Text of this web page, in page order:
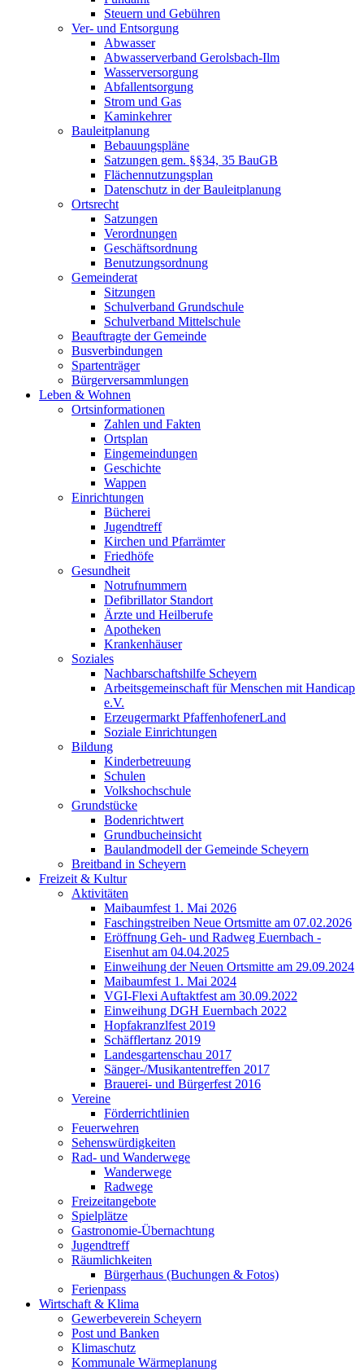
Steuern und Gebühren
Ver- und Entsorgung
Abwasser
Abwasserverband Gerolsbach-Ilm
Wasserversorgung
Abfallentsorgung
Strom und Gas
Kaminkehrer
Bauleitplanung
Bebauungspläne
Satzungen gem. §§34, 35 BauGB
Flächennutzungsplan
Datenschutz in der Bauleitplanung
Ortsrecht
Satzungen
Verordnungen
Geschäftsordnung
Benutzungsordnung
Gemeinderat
Sitzungen
Schulverband Grundschule
Schulverband Mittelschule
Beauftragte der Gemeinde
Busverbindungen
Spartenträger
Bürgerversammlungen
Leben & Wohnen
Ortsinformationen
Zahlen und Fakten
Ortsplan
Eingemeindungen
Geschichte
Wappen
Einrichtungen
Bücherei
Jugendtreff
Kirchen und Pfarrämter
Friedhöfe
Gesundheit
Notrufnummern
Defibrillator Standort
Ärzte und Heilberufe
Apotheken
Krankenhäuser
Soziales
Nachbarschaftshilfe Scheyern
Arbeitsgemeinschaft für Menschen mit Handicap
e.V.
Erzeugermarkt PfaffenhofenerLand
Soziale Einrichtungen
Bildung
Kinderbetreuung
Schulen
Volkshochschule
Grundstücke
Bodenrichtwert
Grundbucheinsicht
Baulandmodell der Gemeinde Scheyern
Breitband in Scheyern
Freizeit & Kultur
Aktivitäten
Maibaumfest 1. Mai 2026
Faschingstreiben Neue Ortsmitte am 07.02.2026
Eröffnung Geh- und Radweg Euernbach -
Eisenhut am 04.04.2025
Einweihung der Neuen Ortsmitte am 29.09.2024
Maibaumfest 1. Mai 2024
VGI-Flexi Auftaktfest am 30.09.2022
Einweihung DGH Euernbach 2022
Hopfakranzlfest 2019
Schäfflertanz 2019
Landesgartenschau 2017
Sänger-/Musikantentreffen 2017
Brauerei- und Bürgerfest 2016
Vereine
Förderrichtlinien
Feuerwehren
Sehenswürdigkeiten
Rad- und Wanderwege
Wanderwege
Radwege
Freizeitangebote
Spielplätze
Gastronomie-Übernachtung
Jugendtreff
Räumlichkeiten
Bürgerhaus (Buchungen & Fotos)
Ferienpass
Wirtschaft & Klima
Gewerbeverein Scheyern
Post und Banken
Klimaschutz
Kommunale Wärmeplanung